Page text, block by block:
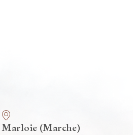
Marloie (Marche)